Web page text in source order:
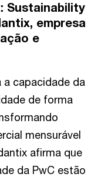
Sustainability
empresa
e
capacidade da
de forma
mensurável
afirma que
da PwC estão